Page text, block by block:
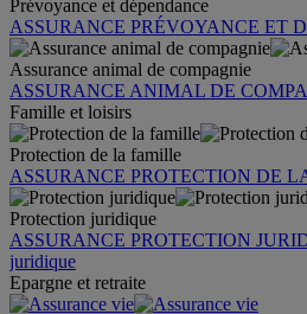
Prévoyance et dépendance
ASSURANCE PRÉVOYANCE ET
Assurance animal de compagnie
ASSURANCE ANIMAL DE
Famille et loisirs
Protection de la famille
ASSURANCE PROTECTION DE
Protection juridique
ASSURANCE PROTECTION
juridique
Epargne et retraite